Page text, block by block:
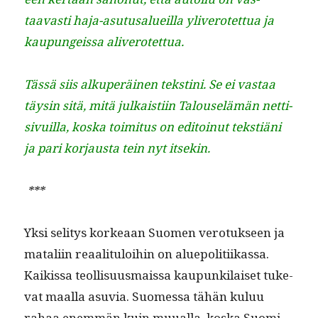
taavasti haja-asu­tusalueil­la yliv­erotet­tua ja
kaupungeis­sa aliverotettua.
Tässä siis alku­peräi­nen tek­s­ti­ni. Se ei vas­taa
täysin sitä, mitä julka­isti­in Talouselämän net­ti­
sivuil­la, kos­ka toim­i­tus on edi­toin­ut tek­stiäni
ja pari kor­jaus­ta tein nyt itsekin.
***
Yksi seli­tys korkeaan Suomen vero­tuk­seen ja
matali­in reaal­i­t­u­loi­hin on alue­poli­ti­ikas­sa.
Kaikissa teol­lisu­us­mais­sa kaupunki­laiset tuke­
vat maal­la asu­via. Suomes­sa tähän kuluu